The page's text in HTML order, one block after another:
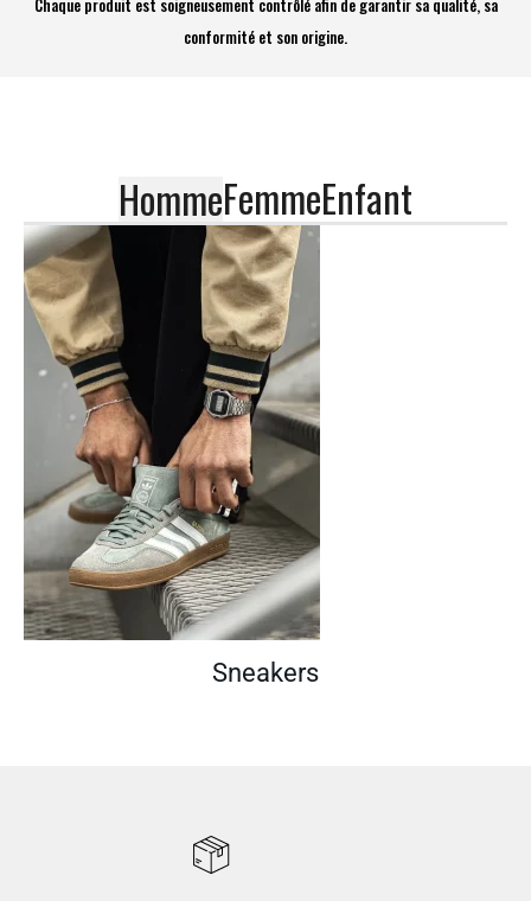
Chaque produit est soigneusement contrôlé afin de garantir sa qualité, sa
conformité et son origine.
HommeFemmeEnfant
Sneakers